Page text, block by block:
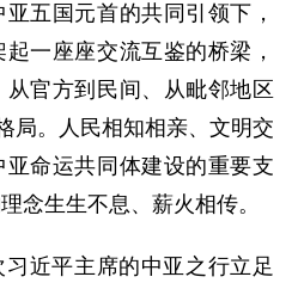
五国元首的共同引领下，
一座座交流互鉴的桥梁，
官方到民间、从毗邻地区
局。人民相知相亲、文明交
命运共同体建设的重要支
念生生不息、薪火相传。
近平主席的中亚之行立足